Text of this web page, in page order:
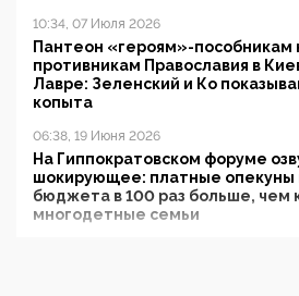
10:34, 07 Июля 2026
Пантеон «героям»-пособникам
противникам Православия в
Лавре: Зеленский и Ко
копыта
06:38, 19 Июня 2026
На Гиппократовском форуме
шокирующее: платные опекуны
бюджета в 100 раз больше, чем
многодетные семьи